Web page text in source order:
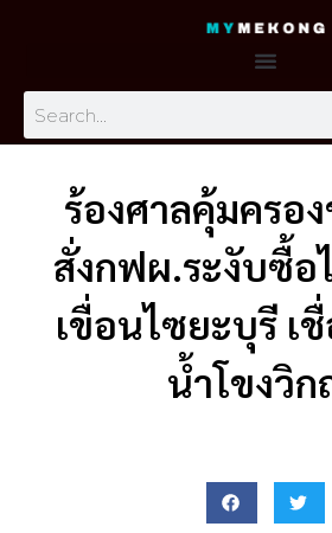
ร้องศาลคุ้มครอ
สั่งกฟผ.ระงับซื้อ
เขื่อนไซยะบุรี เ
น้ำโขงวิก